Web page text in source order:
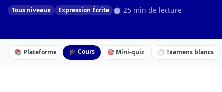
Tous niveaux Expression Écrite ⏱ 25 min de lecture
📚 Plateforme 🎓 Cours 🎯 Mini-quiz ⏱️ Examens blancs